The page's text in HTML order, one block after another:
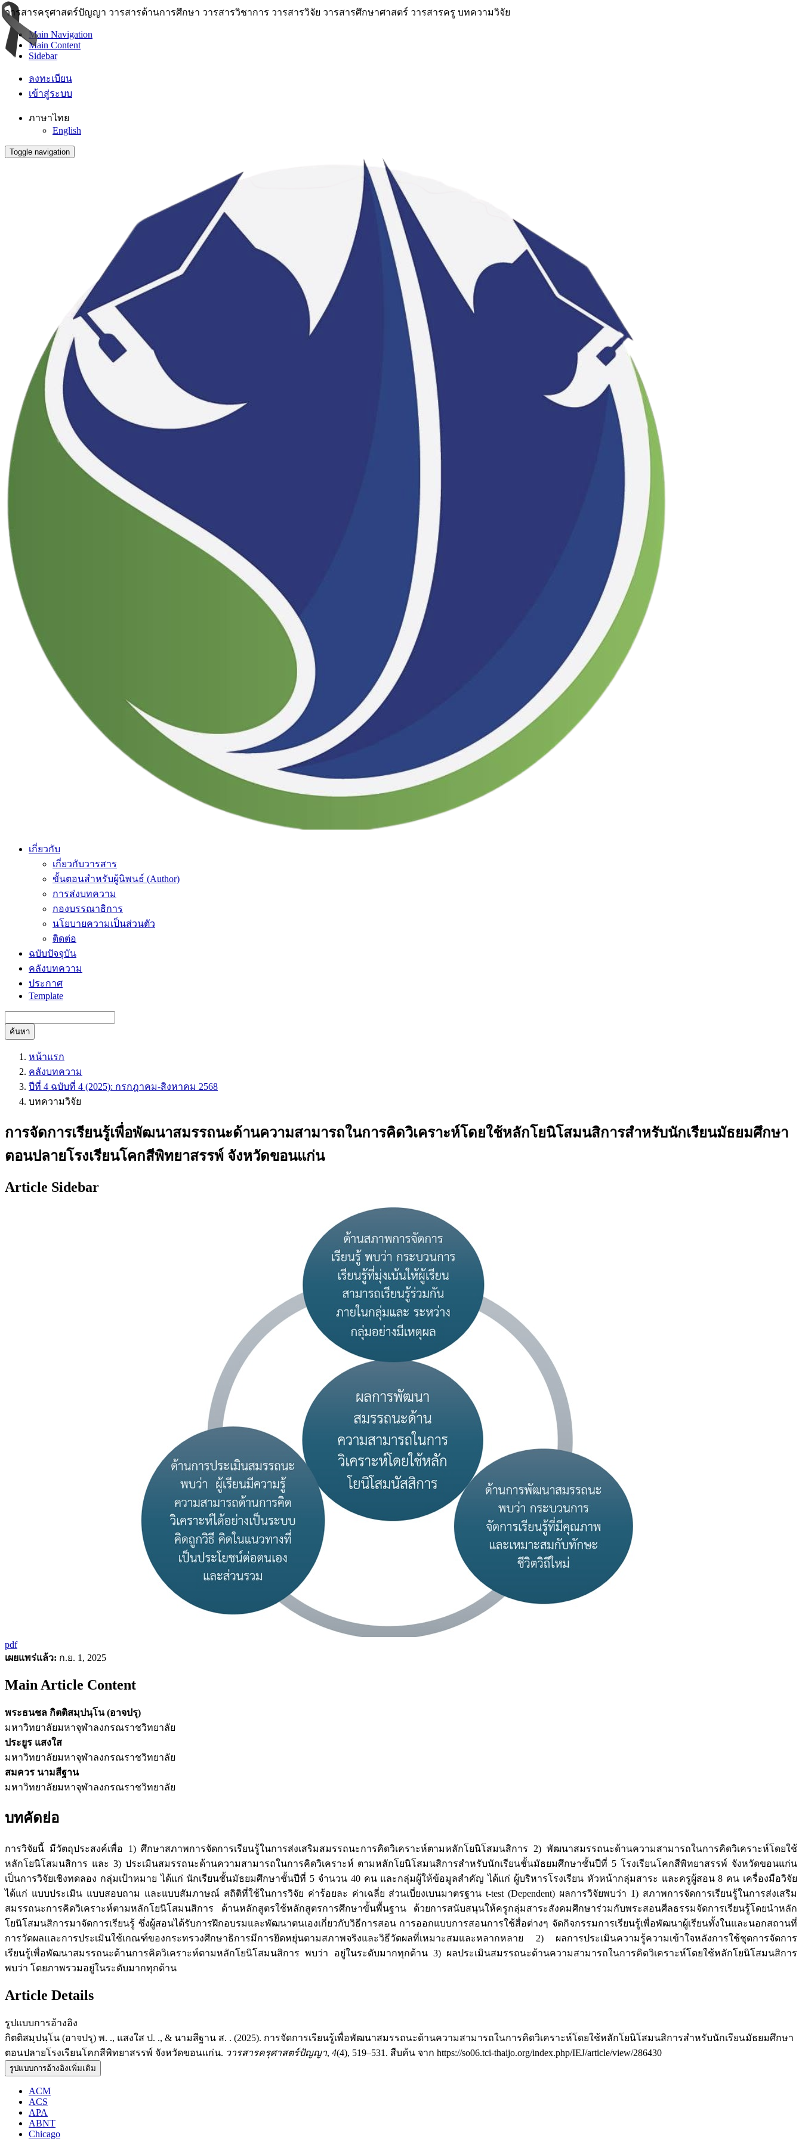
วารสารครุศาสตร์ปัญญา วารสารด้านการศึกษา วารสารวิชาการ วารสารวิจัย วารสารศึกษาศาสตร์ วารสารครู บทความวิจัย
Main Navigation
Main Content
Sidebar
ลงทะเบียน
เข้าสู่ระบบ
ภาษาไทย
English
Toggle navigation
เกี่ยวกับ
เกี่ยวกับวารสาร
ขั้นตอนสำหรับผู้นิพนธ์ (Author)
การส่งบทความ
กองบรรณาธิการ
นโยบายความเป็นส่วนตัว
ติดต่อ
ฉบับปัจจุบัน
คลังบทความ
ประกาศ
Template
ค้นหา
หน้าแรก
คลังบทความ
ปีที่ 4 ฉบับที่ 4 (2025): กรกฎาคม-สิงหาคม 2568
บทความวิจัย
การจัดการเรียนรู้เพื่อพัฒนาสมรรถนะด้านความสามารถในการคิดวิเคราะห์โดยใช้หลักโยนิโสมนสิการสำหรับนักเรียนมัธยมศึกษา
ตอนปลายโรงเรียนโคกสีพิทยาสรรพ์ จังหวัดขอนแก่น
Article Sidebar
pdf
เผยแพร่แล้ว: ก.ย. 1, 2025
Main Article Content
พระธนชล กิตติสมฺปนฺโน (อาจปรุ)
มหาวิทยาลัยมหาจุฬาลงกรณราชวิทยาลัย
ประยูร แสงใส
มหาวิทยาลัยมหาจุฬาลงกรณราชวิทยาลัย
สมควร นามสีฐาน
มหาวิทยาลัยมหาจุฬาลงกรณราชวิทยาลัย
บทคัดย่อ
การวิจัยนี้ มีวัตถุประสงค์เพื่อ 1) ศึกษาสภาพการจัดการเรียนรู้ในการส่งเสริมสมรรถนะการคิดวิเคราะห์ตามหลักโยนิโสมนสิการ 2) พัฒนาสมรรถนะด้านความสามารถในการคิดวิเคราะห์โดยใช้
หลักโยนิโสมนสิการ และ 3) ประเมินสมรรถนะด้านความสามารถในการคิดวิเคราะห์ ตามหลักโยนิโสมนสิการสำหรับนักเรียนชั้นมัธยมศึกษาชั้นปีที่ 5 โรงเรียนโคกสีพิทยาสรรพ์ จังหวัดขอนแก่น
เป็นการวิจัยเชิงทดลอง กลุ่มเป้าหมาย ได้แก่ นักเรียนชั้นมัธยมศึกษาชั้นปีที่ 5 จำนวน 40 คน และกลุ่มผู้ให้ข้อมูลสำคัญ ได้แก่ ผู้บริหารโรงเรียน หัวหน้ากลุ่มสาระ และครูผู้สอน 8 คน เครื่องมือวิจัย
ได้แก่ แบบประเมิน แบบสอบถาม และแบบสัมภาษณ์ สถิติที่ใช้ในการวิจัย ค่าร้อยละ ค่าเฉลี่ย ส่วนเบี่ยงเบนมาตรฐาน t-test (Dependent) ผลการวิจัยพบว่า 1) สภาพการจัดการเรียนรู้ในการส่งเสริม
สมรรถนะการคิดวิเคราะห์ตามหลักโยนิโสมนสิการ ด้านหลักสูตรใช้หลักสูตรการศึกษาขั้นพื้นฐาน ด้วยการสนับสนุนให้ครูกลุ่มสาระสังคมศึกษาร่วมกับพระสอนศีลธรรมจัดการเรียนรู้โดยนำหลัก
โยนิโสมนสิการมาจัดการเรียนรู้ ซึ่งผู้สอนได้รับการฝึกอบรมและพัฒนาตนเองเกี่ยวกับวิธีการสอน การออกแบบการสอนการใช้สื่อต่างๆ จัดกิจกรรมการเรียนรู้เพื่อพัฒนาผู้เรียนทั้งในและนอกสถานที่
การวัดผลและการประเมินใช้เกณฑ์ของกระทรวงศึกษาธิการมีการยึดหยุ่นตามสภาพจริงและวิธีวัดผลที่เหมาะสมและหลากหลาย 2) ผลการประเมินความรู้ความเข้าใจหลังการใช้ชุดการจัดการ
เรียนรู้เพื่อพัฒนาสมรรถนะด้านการคิดวิเคราะห์ตามหลักโยนิโสมนสิการ พบว่า อยู่ในระดับมากทุกด้าน 3) ผลประเมินสมรรถนะด้านความสามารถในการคิดวิเคราะห์โดยใช้หลักโยนิโสมนสิการ
พบว่า โดยภาพรวมอยู่ในระดับมากทุกด้าน
Article Details
รูปแบบการอ้างอิง
กิตติสมฺปนฺโน (อาจปรุ) พ. ., แสงใส ป. ., & นามสีฐาน ส. . (2025). การจัดการเรียนรู้เพื่อพัฒนาสมรรถนะด้านความสามารถในการคิดวิเคราะห์โดยใช้หลักโยนิโสมนสิการสำหรับนักเรียนมัธยมศึกษา
ตอนปลายโรงเรียนโคกสีพิทยาสรรพ์ จังหวัดขอนแก่น. วารสารครุศาสตร์ปัญญา, 4(4), 519–531. สืบค้น จาก https://so06.tci-thaijo.org/index.php/IEJ/article/view/286430
รูปแบบการอ้างอิงเพิ่มเติม
ACM
ACS
APA
ABNT
Chicago